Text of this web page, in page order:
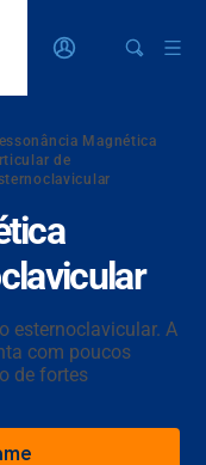
Magnética
de
esternoclavicular. A
com poucos
de fortes